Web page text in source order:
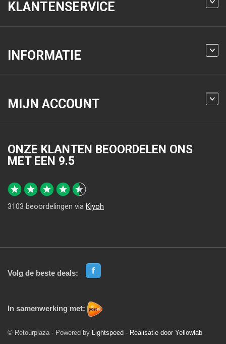
KLANTENSERVICE
INFORMATIE
MIJN ACCOUNT
ONZE KLANTEN BEOORDELEN ONS
MET EEN 9.5
3103 beoordelingen via Kiyoh
Volg de beste deals:
In samenwerking met:
© Retourplaza - Powered by Lightspeed - Realisatie door Yellowlab